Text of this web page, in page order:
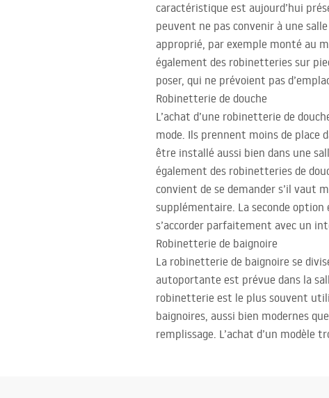
caractéristique est aujourd’hui
peuvent ne pas convenir à une
approprié, par exemple monté au
également des robinetteries sur
poser, qui ne prévoient pas
Robinetterie de douche
L’achat d’une robinetterie de
mode. Ils prennent moins de place
être installé aussi bien dans une
également des robinetteries de
convient de se demander s’il vaut
supplémentaire. La seconde
s’accorder parfaitement avec un
Robinetterie de baignoire
La robinetterie de baignoire se
autoportante est prévue dans la
robinetterie est le plus souvent
baignoires, aussi bien modernes
remplissage. L’achat d’un